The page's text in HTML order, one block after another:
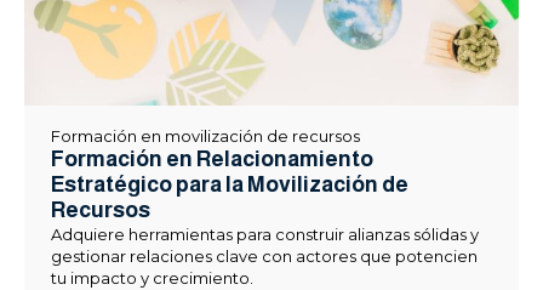
Formación en movilización de recursos
Formación en Relacionamiento
Estratégico para la Movilización de
Recursos
Adquiere herramientas para construir alianzas sólidas y
gestionar relaciones clave con actores que potencien
tu impacto y crecimiento.